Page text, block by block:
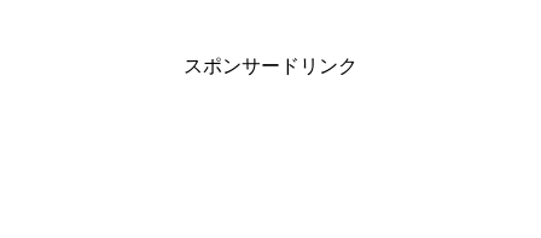
スポンサードリンク